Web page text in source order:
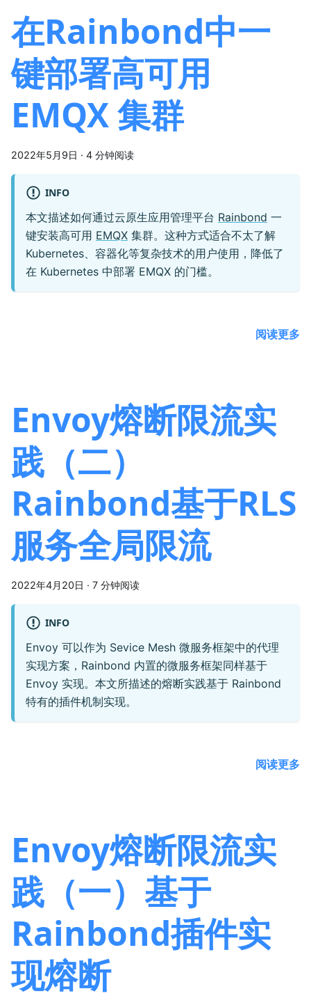
在Rainbond中一
键部署高可用
EMQX 集群
2022年5月9日 · 4 分钟阅读
INFO
本文描述如何通过云原生应用管理平台 Rainbond 一
键安装高可用 EMQX 集群。这种方式适合不太了解
Kubernetes、容器化等复杂技术的用户使用，降低了
在 Kubernetes 中部署 EMQX 的门槛。
阅读更多
Envoy熔断限流实
践（二）
Rainbond基于RLS
服务全局限流
2022年4月20日 · 7 分钟阅读
INFO
Envoy 可以作为 Sevice Mesh 微服务框架中的代理
实现方案，Rainbond 内置的微服务框架同样基于
Envoy 实现。本文所描述的熔断实践基于 Rainbond
特有的插件机制实现。
阅读更多
Envoy熔断限流实
践（一）基于
Rainbond插件实
现熔断